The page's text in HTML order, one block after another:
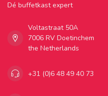
Dé buffetkast expert
Voltastraat 50A
7006 RV Doetinchem
the Netherlands
+31 (0)6 48 49 40 73